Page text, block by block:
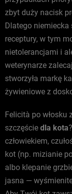
zbyt duży nacisk
Dlatego niemiecka
receptury, w tym
nietolerancjami i
weterynarze
stworzyła markę
żywieniowe z
Felicità po włosku
szczęście dla kota
człowiekiem,
kot (np. mizianie
albo klepanie
jasna —